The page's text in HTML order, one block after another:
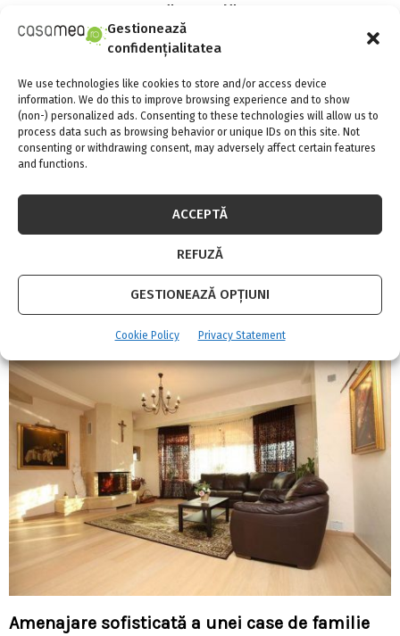
Gestionează
confidențialitatea
We use technologies like cookies to store and/or access device
information. We do this to improve browsing experience and to show
(non-) personalized ads. Consenting to these technologies will allow us to
process data such as browsing behavior or unique IDs on this site. Not
consenting or withdrawing consent, may adversely affect certain features
and functions.
ACCEPTĂ
REFUZĂ
GESTIONEAZĂ OPȚIUNI
Cookie Policy Privacy Statement
răspundă
3 sfaturi pentru grădinărit cu ghivece mari
Adina Meyers
RELATED POSTS
Amenajare sofisticată a unei case de familie